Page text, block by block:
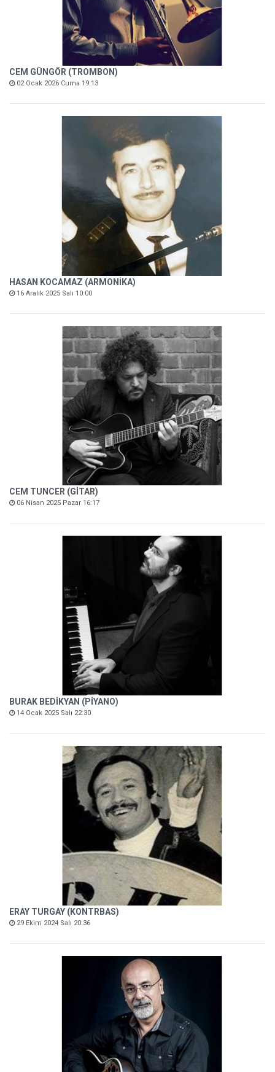
CEM GÜNGÖR (TROMBON)
02 Ocak 2026 Cuma 19:13
HASAN KOCAMAZ (ARMONİKA)
16 Aralık 2025 Salı 10:00
CEM TUNCER (GİTAR)
06 Nisan 2025 Pazar 16:17
BURAK BEDİKYAN (PİYANO)
14 Ocak 2025 Salı 22:30
ERAY TURGAY (KONTRBAS)
29 Ekim 2024 Salı 20:36